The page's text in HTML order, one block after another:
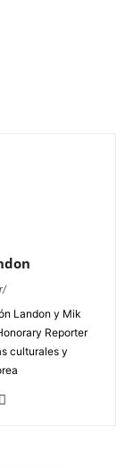
Landon y Mik
Reporter
culturales y